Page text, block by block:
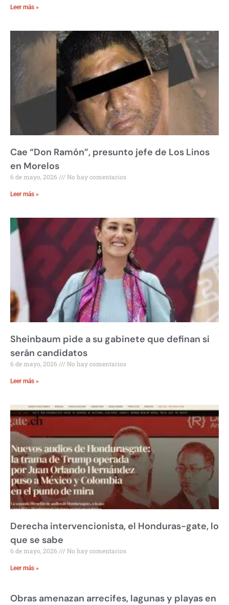
Leer más »
Cae “Don Ramón”, presunto jefe de Los Linos
en Morelos
6 de mayo, 2026 No hay comentarios
Leer más »
Sheinbaum pide a su gabinete que definan si
serán candidatos
6 de mayo, 2026 No hay comentarios
Leer más »
Derecha intervencionista, el Honduras-gate, lo
que se sabe
6 de mayo, 2026 No hay comentarios
Leer más »
Obras amenazan arrecifes, lagunas y playas en